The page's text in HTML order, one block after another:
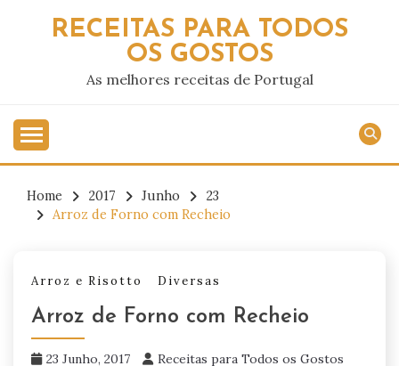
RECEITAS PARA TODOS
OS GOSTOS
As melhores receitas de Portugal
Home 2017 Junho
23
Arroz de Forno com Recheio
Arroz e Risotto Diversas
Arroz de Forno com Recheio
23 Junho, 2017 Receitas para Todos os Gostos